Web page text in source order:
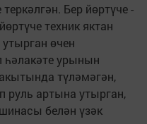
Бер йөртүче -
техник яктан
өчен
урынын
түләмәгән,
руль артына утыр­ган,
белән үзәк